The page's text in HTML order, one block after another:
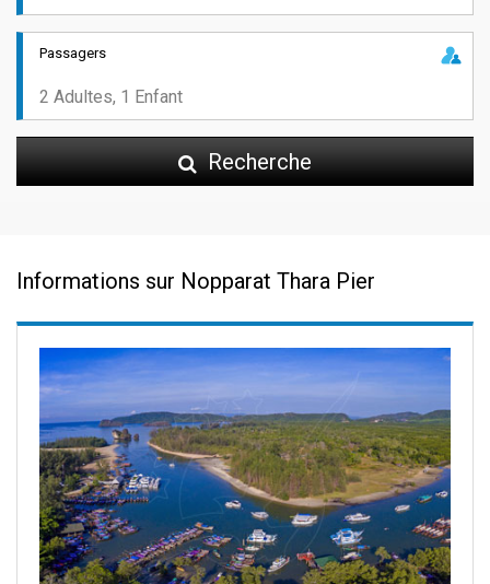
Passagers
Recherche
Informations sur Nopparat Thara Pier